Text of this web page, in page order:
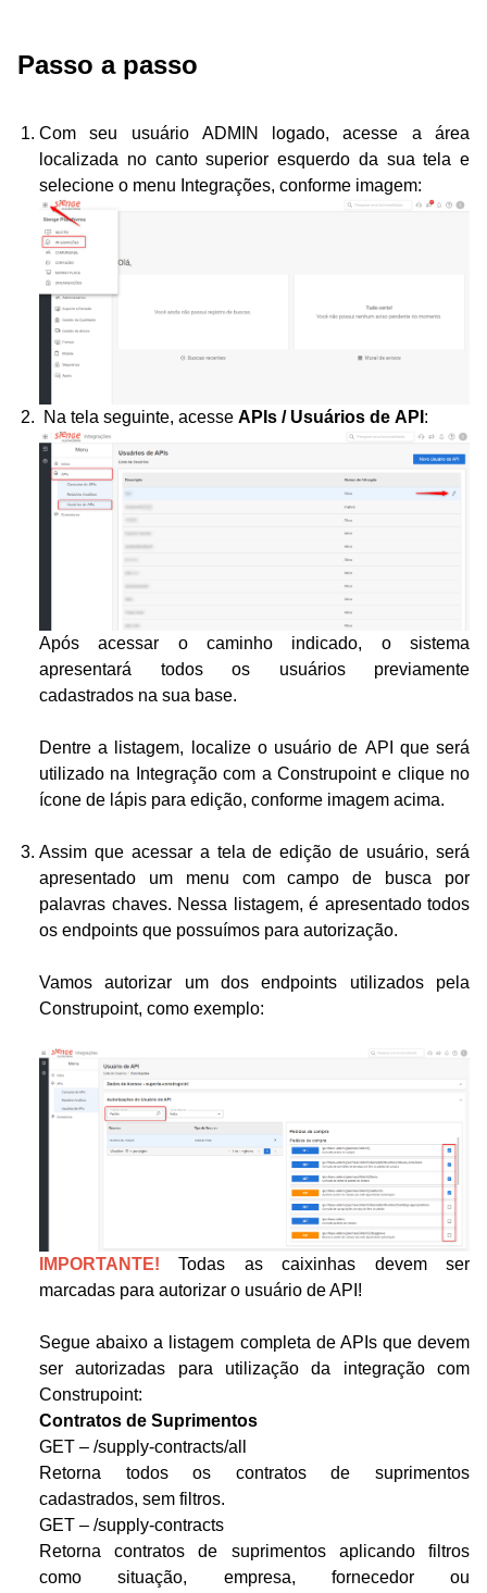
Passo a passo
Com seu usuário ADMIN logado, acesse a área
localizada no canto superior esquerdo da sua tela e
selecione o menu Integrações, conforme imagem:
Na tela seguinte, acesse APIs / Usuários de API :
Após acessar o caminho indicado, o sistema
apresentará todos os usuários previamente
cadastrados na sua base.
Dentre a listagem, localize o usuário de API que será
utilizado na Integração com a Construpoint e clique no
ícone de lápis para edição, conforme imagem acima.
Assim que acessar a tela de edição de usuário, será
apresentado um menu com campo de busca por
palavras chaves. Nessa listagem, é apresentado todos
os endpoints que possuímos para autorização.
Vamos autorizar um dos endpoints utilizados pela
Construpoint, como exemplo:
IMPORTANTE!
Todas as caixinhas devem ser
marcadas para autorizar o usuário de API!
Segue abaixo a listagem completa de APIs que devem
ser autorizadas para utilização da integração com
Construpoint:
Contratos de Suprimentos
GET – /supply-contracts/all
Retorna todos os contratos de suprimentos
cadastrados, sem filtros.
GET – /supply-contracts
Retorna contratos de suprimentos aplicando filtros
como situação, empresa, fornecedor ou